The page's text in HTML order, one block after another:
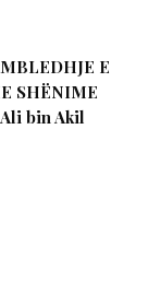
E
SHËNIME
bin Akil